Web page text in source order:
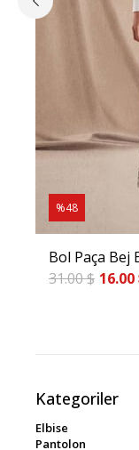
Bol Paça Bej
16.00
31.00 $
%48
Kategoriler
Elbise
Pantolon